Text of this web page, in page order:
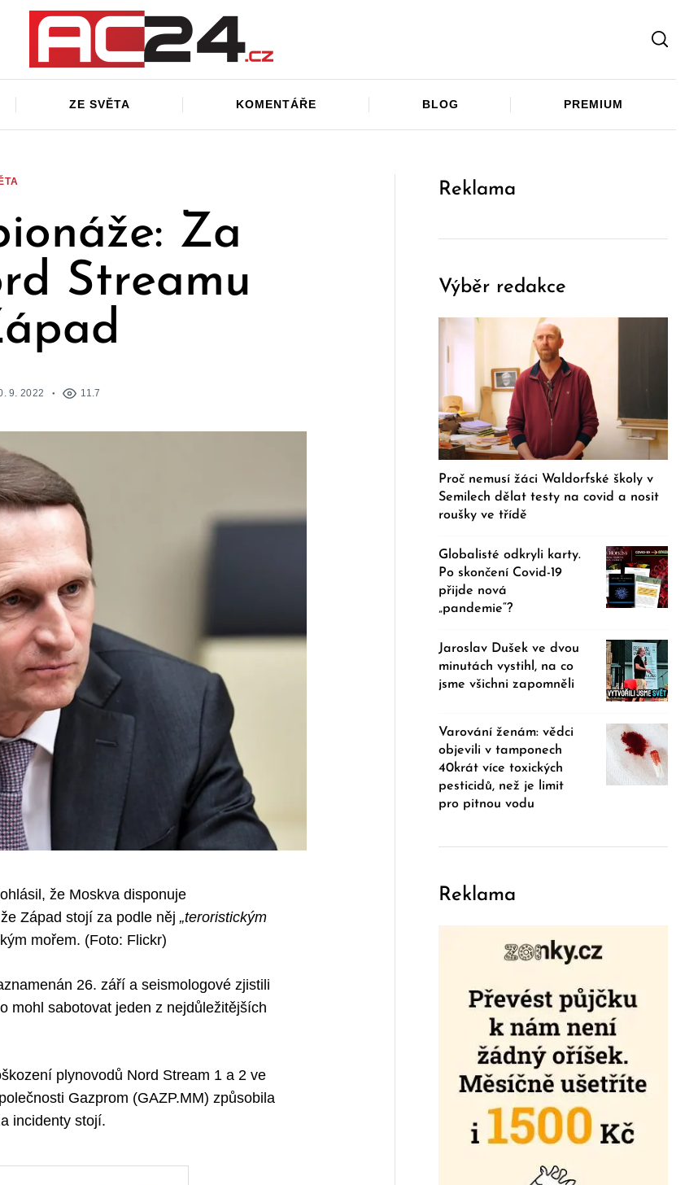
ZE SVĚTA KOMENTÁŘE BLOG PREMIUM
Za
Streamu
9. 2022 11.7
že Moskva disponuje
Západ stojí za podle něj „teroristickým
mořem. (Foto: Flickr)
26. září a seismologové zjistili
mohl sabotovat jeden z nejdůležitějších
plynovodů Nord Stream 1 a 2 ve
Gazprom (GAZP.MM) způsobila
incidenty stojí.
Reklama
Výběr redakce
Proč nemusí žáci Waldorfské školy v
Semilech dělat testy na covid a nosit
roušky ve třídě
Globalisté odkryli karty.
Po skončení Covid-19
přijde nová
„pandemie“?
Jaroslav Dušek ve dvou
minutách vystihl, na co
jsme všichni zapomněli
Varování ženám: vědci
objevili v tamponech
40krát více toxických
pesticidů, než je limit
pro pitnou vodu
Reklama